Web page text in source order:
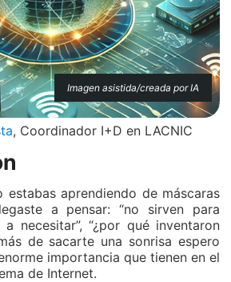
Imagen asistida/creada por IA
, Coordinador I+D en LACNIC
estabas aprendiendo de máscaras
a pensar: “no sirven para
necesitar”, “¿por qué inventaron
de sacarte una sonrisa espero
importancia que tienen en el
de Internet.